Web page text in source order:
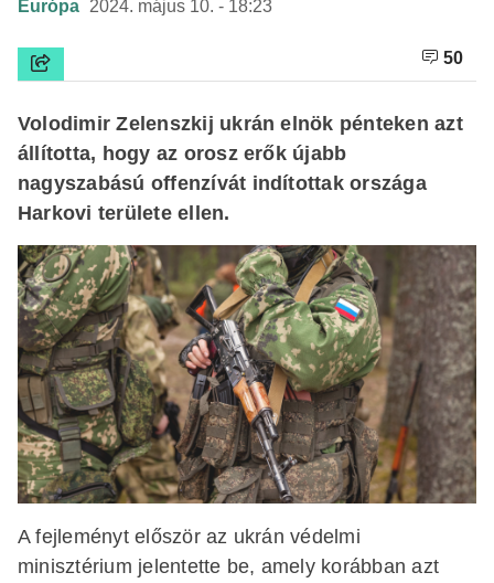
Európa 2024. május 10. - 18:23
50
Volodimir Zelenszkij ukrán elnök pénteken azt
állította, hogy az orosz erők újabb
nagyszabású offenzívát indítottak országa
Harkovi területe ellen.
A fejleményt először az ukrán védelmi
minisztérium jelentette be, amely korábban azt